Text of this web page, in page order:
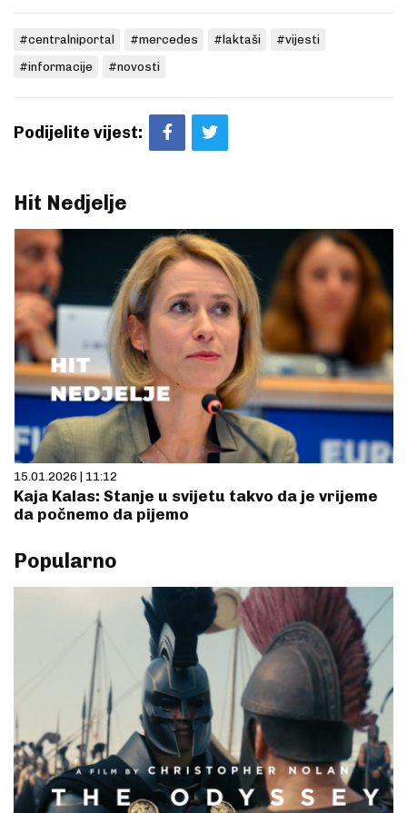
#centralniportal #mercedes #laktaši
#vijesti
#informacije
#novosti
Podijelite vijest:
Hit Nedjelje
15.01.2026 | 11:12
Kaja Kalas: Stanje u svijetu takvo da je vrijeme
da počnemo da pijemo
Popularno